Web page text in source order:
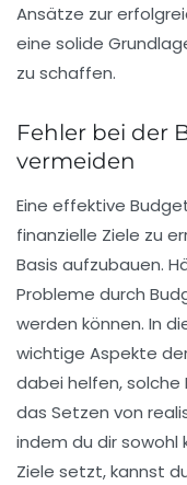
Ansätze zur
eine solide
zu schaffen.
Fehler bei der
vermeiden
Eine effektive
finanzielle Ziele zu
Basis aufzubauen.
Probleme durch
werden können. In
wichtige Aspekte
dabei helfen, solche
das Setzen von
indem du dir sowohl
Ziele setzt, kannst